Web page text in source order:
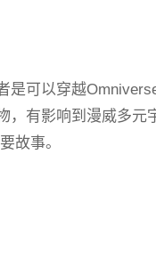
是可以穿越
，有影响到漫威多元
故事。